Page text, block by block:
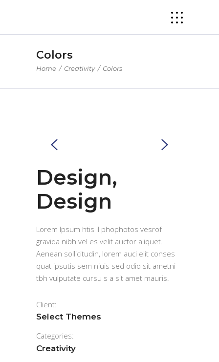
Colors
Home / Creativity/ Colors
Design,
Design
Lorem Ipsum htis il phophotos vesrof
gravida nibh vel es velit auctor aliquet.
Aenean sollicitudin, lorem auci elit conses
quat ipsutis sem niuis sed odio sit ametni
tbh vulputate cursu s a sit amet mauris.
Client:
Select Themes
Categories:
Creativity